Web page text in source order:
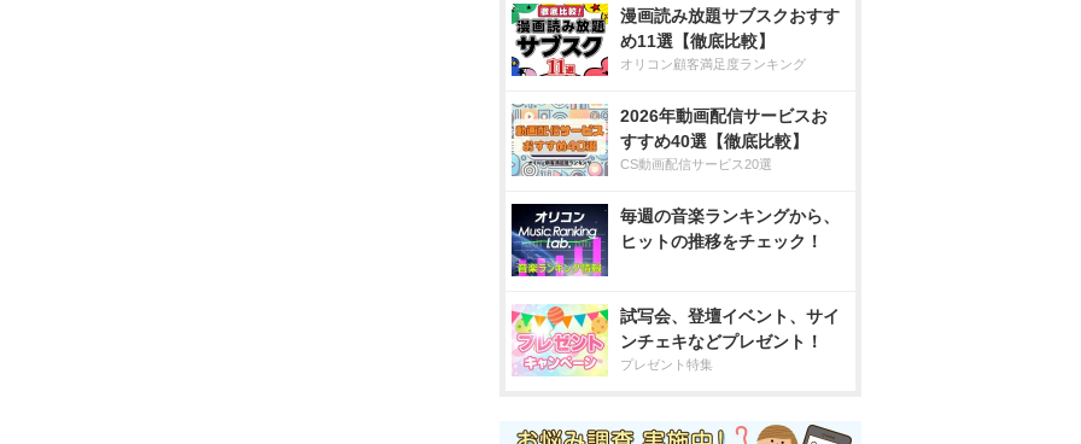
漫画読み放題サブスクおすす
め11選【徹底比較】
オリコン顧客満足度ランキング
2026年動画配信サービスお
すすめ40選【徹底比較】
CS動画配信サービス20選
毎週の音楽ランキングから、
ヒットの推移をチェック！
試写会、登壇イベント、サイ
ンチェキなどプレゼント！
プレゼント特集